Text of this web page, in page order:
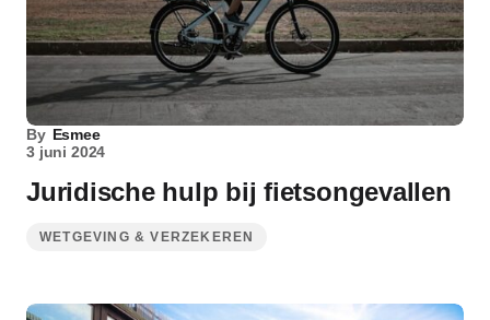
By Esmee
3 juni 2024
Juridische hulp bij fietsongevallen
WETGEVING & VERZEKEREN